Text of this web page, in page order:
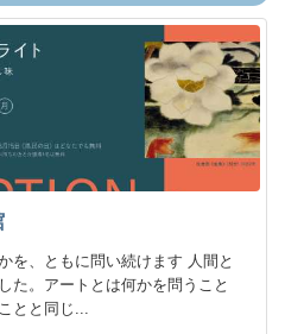
を、ともに問い続けます 人間と
た。アートとは何かを問うこと
とと同じ...